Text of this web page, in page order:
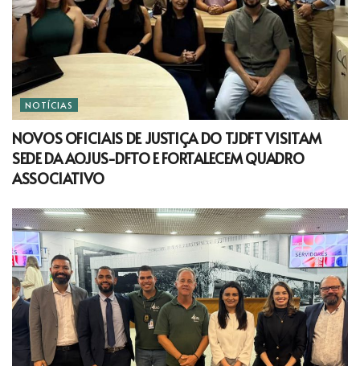
NOTÍCIAS
NOVOS OFICIAIS DE JUSTIÇA DO TJDFT VISITAM
SEDE DA AOJUS-DFTO E FORTALECEM QUADRO
ASSOCIATIVO